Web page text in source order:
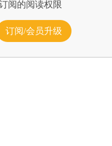
阅的阅读权限
订阅/会员升级